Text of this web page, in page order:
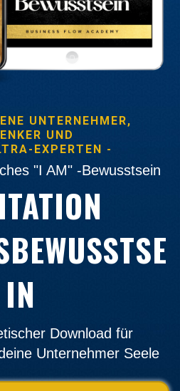
UNTERNEHMER,
UND
EXPERTEN -
"I AM" -Bewusstsein
IN
Download für
Unternehmer Seele